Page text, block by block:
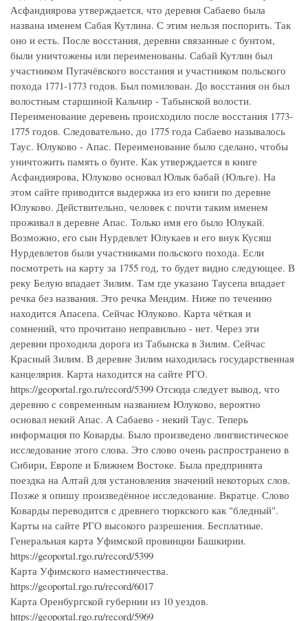
Асфандиярова утверждается, что деревня Сабаево была
названа именем Сабая Кутлина. С этим нельзя поспорить. Так
оно и есть. После восстания, деревни связанные с бунтом,
были уничтожены или переименованы. Сабай Кутлин был
участником Пугачёвского восстания и участником польского
похода 1771-1773 годов. Был помилован. До восстания он был
волостным старшиной Кальчир - Табынской волости.
Переименование деревень происходило после восстания 1773-
1775 годов. Следовательно, до 1775 года Сабаево называлось
Таус. Юлуково - Апас. Переименование было сделано, чтобы
уничтожить память о бунте. Как утверждается в книге
Асфандиярова, Юлуково основал Юлык бабай (Юльге). На
этом сайте приводится выдержка из его книги по деревне
Юлуково. Действительно, человек с почти таким именем
проживал в деревне Апас. Только имя его было Юлукай.
Возможно, его сын Нурдевлет Юлукаев и его внук Кусяш
Нурдевлетов были участниками польского похода. Если
посмотреть на карту за 1755 год, то будет видно следующее. В
реку Белую впадает Зилим. Там где указано Таусепа впадает
речка без названия. Это речка Мендим. Ниже по течению
находится Апасепа. Сейчас Юлуково. Карта чёткая и
сомнений, что прочитано неправильно - нет. Через эти
деревни проходила дорога из Табынска в Зилим. Сейчас
Красный Зилим. В деревне Зилим находилась государственная
канцелярия. Карта находится на сайте РГО.
https://geoportal.rgo.ru/record/5399 Отсюда следует вывод, что
деревню с современным названием Юлуково, вероятно
основал некий Апас. А Сабаево - некий Таус. Теперь
информация по Коварды. Было произведено лингвистическое
исследование этого слова. Это слово очень распространено в
Сибири, Европе и Ближнем Востоке. Была предпринята
поездка на Алтай для установления значений некоторых слов.
Позже я опишу произведённое исследование. Вкратце. Слово
Коварды переводится с древнего тюркского как "бледный".
Карты на сайте РГО высокого разрешения. Бесплатные.
Генеральная карта Уфимской провинции Башкирии.
https://geoportal.rgo.ru/record/5399
Карта Уфимского наместничества.
https://geoportal.rgo.ru/record/6017
Карта Оренбургской губернии из 10 уездов.
https://geoportal.rgo.ru/record/5969